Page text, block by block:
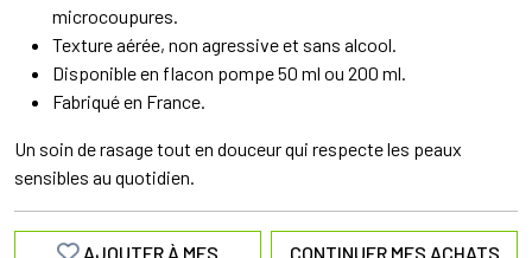
microcoupures.
Texture aérée, non agressive et sans alcool.
Disponible en flacon pompe 50 ml ou 200 ml.
Fabriqué en France.
Un soin de rasage tout en douceur qui respecte les peaux
sensibles au quotidien.
AJOUTER À MES
CONTINUER MES ACHATS